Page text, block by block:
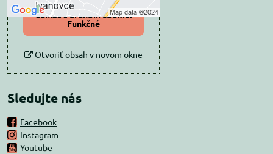
Povoliť a zapamätať -
súhlas s druhom cookie:
Funkčné
Otvoriť obsah v novom okne
Sledujte nás
Facebook
Instagram
Youtube